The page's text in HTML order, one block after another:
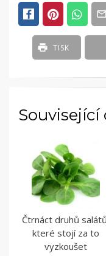
ČLÁNKY
TISK
Související
Čtrnáct druhů
které stojí za to
vyzkoušet